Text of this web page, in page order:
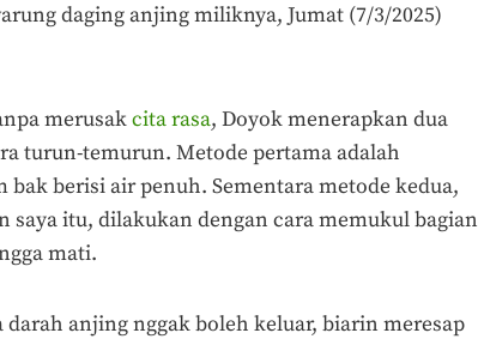
daging anjing miliknya, Jumat (7/3/2025)
merusakcita rasa, Doyok menerapkan dua
turun-temurun. Metode pertama adalah
berisi air penuh. Sementara metode kedua,
itu, dilakukan dengan cara memukul bagian
mati.
anjing nggak boleh keluar, biarin meresap